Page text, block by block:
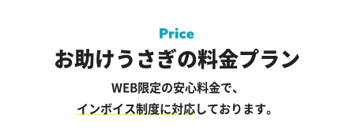
お助けうさぎの料金プラン
WEB限定の安心料金で、
インボイス制度に対応しております。